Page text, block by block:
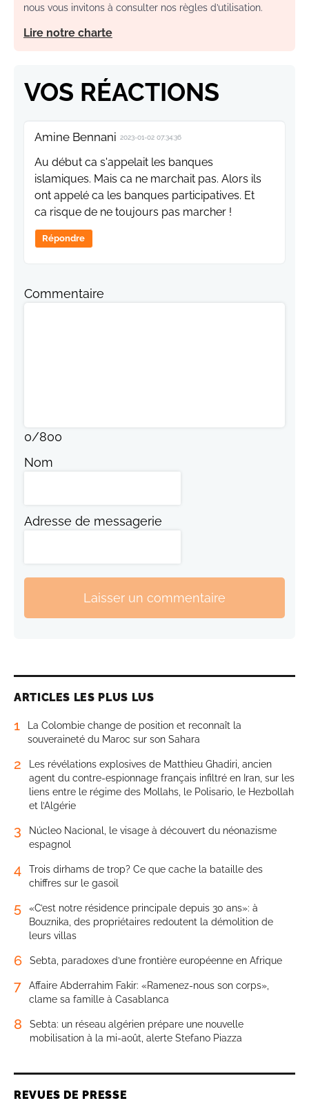
nous vous invitons à consulter nos règles d’utilisation.
Lire notre charte
VOS RÉACTIONS
Amine Bennani 2023-01-02 07:34:36
Au début ca s'appelait les banques
islamiques. Mais ca ne marchait pas. Alors ils
ont appelé ca les banques participatives. Et
ca risque de ne toujours pas marcher !
Répondre
Commentaire
0/800
Nom
Adresse de messagerie
Laisser un commentaire
ARTICLES LES PLUS LUS
1
La Colombie change de position et reconnaît la
souveraineté du Maroc sur son Sahara
2
Les révélations explosives de Matthieu Ghadiri, ancien
agent du contre-espionnage français infiltré en Iran, sur les
liens entre le régime des Mollahs, le Polisario, le Hezbollah
et l’Algérie
3
Núcleo Nacional, le visage à découvert du néonazisme
espagnol
4
Trois dirhams de trop? Ce que cache la bataille des
chiffres sur le gasoil
5
«C’est notre résidence principale depuis 30 ans»: à
Bouznika, des propriétaires redoutent la démolition de
leurs villas
6 Sebta, paradoxes d’une frontière européenne en Afrique
7
Affaire Abderrahim Fakir: «Ramenez-nous son corps»,
clame sa famille à Casablanca
8
Sebta: un réseau algérien prépare une nouvelle
mobilisation à la mi-août, alerte Stefano Piazza
REVUES DE PRESSE